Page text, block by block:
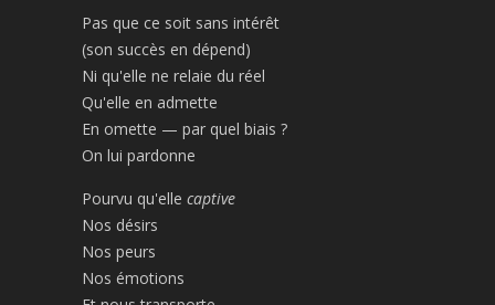
Pas que ce soit sans intérêt
(son succès en dépend)
Ni qu'elle ne relaie du réel
Qu'elle en admette
En omette — par quel biais ?
On lui pardonne
Pourvu qu'elle captive
Nos désirs
Nos peurs
Nos émotions